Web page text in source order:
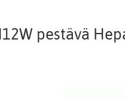
pestävä